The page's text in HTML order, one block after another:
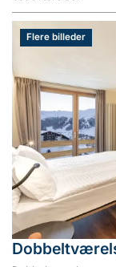
Flere billeder